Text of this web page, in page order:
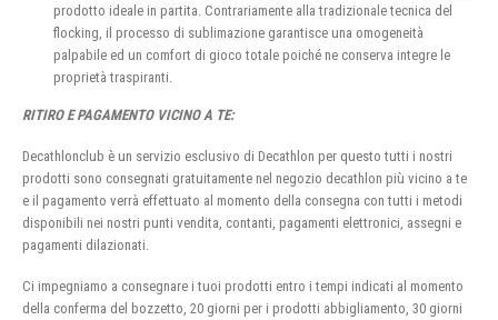
prodotto ideale in partita. Contrariamente alla tradizionale tecnica del
flocking, il processo di sublimazione garantisce una omogeneità
palpabile ed un comfort di gioco totale poiché ne conserva integre le
proprietà traspiranti.
RITIRO E PAGAMENTO VICINO A TE:
Decathlonclub è un servizio esclusivo di Decathlon per questo tutti i nostri
prodotti sono consegnati gratuitamente nel negozio decathlon più vicino a te
e il pagamento verrà effettuato al momento della consegna con tutti i metodi
disponibili nei nostri punti vendita, contanti, pagamenti elettronici, assegni e
pagamenti dilazionati.
Ci impegniamo a consegnare i tuoi prodotti entro i tempi indicati al momento
della conferma del bozzetto, 20 giorni per i prodotti abbigliamento, 30 giorni